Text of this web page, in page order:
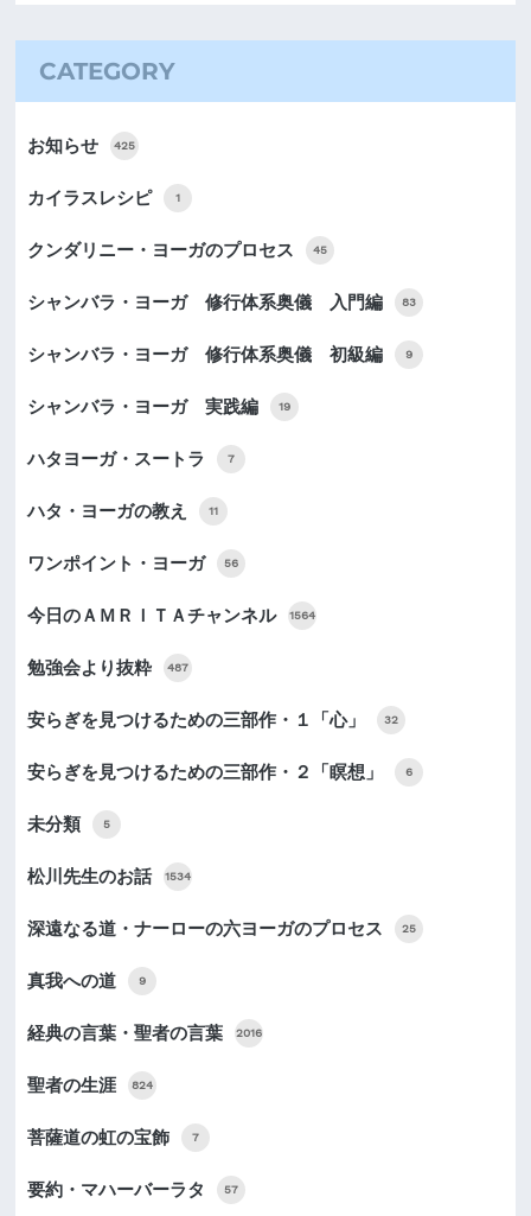
CATEGORY
お知らせ 425
カイラスレシピ 1
クンダリニー・ヨーガのプロセス 45
シャンバラ・ヨーガ 修行体系奥儀 入門編 83
シャンバラ・ヨーガ 修行体系奥儀 初級編 9
シャンバラ・ヨーガ 実践編 19
ハタヨーガ・スートラ 7
ハタ・ヨーガの教え 11
ワンポイント・ヨーガ 56
今日のＡＭＲＩＴＡチャンネル 1564
勉強会より抜粋 487
安らぎを見つけるための三部作・１「心」 32
安らぎを見つけるための三部作・２「瞑想」 6
未分類 5
松川先生のお話 1534
深遠なる道・ナーローの六ヨーガのプロセス 25
真我への道 9
経典の言葉・聖者の言葉 2016
聖者の生涯 824
菩薩道の虹の宝飾 7
要約・マハーバーラタ 57